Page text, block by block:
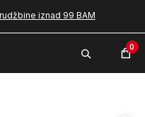
iznad 99 BAM
0